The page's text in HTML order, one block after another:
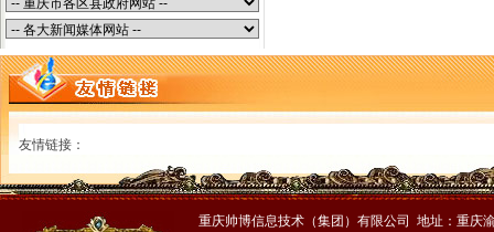
友情链接：
重庆帅博信息技术（集团）有限公司 地址：重庆